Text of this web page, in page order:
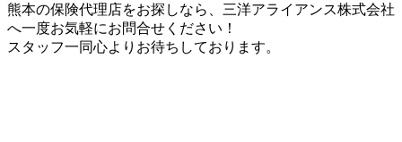
熊本の保険代理店をお探しなら、三洋アライアンス株式会社
へ一度お気軽にお問合せください！
スタッフ一同心よりお待ちしております。